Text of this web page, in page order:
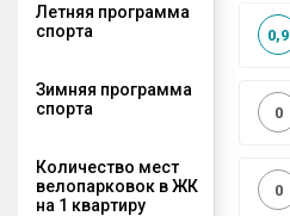
Летняя программа
спорта
0,9
Зимняя программа
спорта
0
Количество мест
велопарковок в ЖК
на 1 квартиру
0